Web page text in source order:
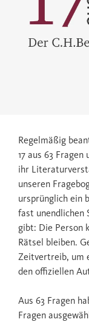
Regelmäßig
17 aus 63
ihr
unseren
ursprünglich ein
fast unendlichen
gibt: Die Person
Rätsel bleiben.
Zeitvertreib, um
den offiziellen
Aus 63 Fragen
Fragen